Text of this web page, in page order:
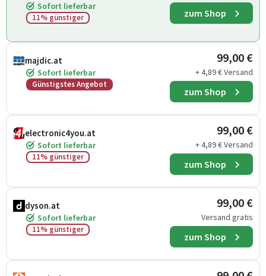
Sofort lieferbar
11% günstiger zum Shop
majdic.at
Sofort lieferbar
Günstigstes Angebot
99,00 €
+ 4,89 € Versand
zum Shop
electronic4you.at
Sofort lieferbar
11% günstiger
99,00 €
+ 4,89 € Versand
zum Shop
dyson.at
Sofort lieferbar
11% günstiger
99,00 €
Versand gratis
zum Shop